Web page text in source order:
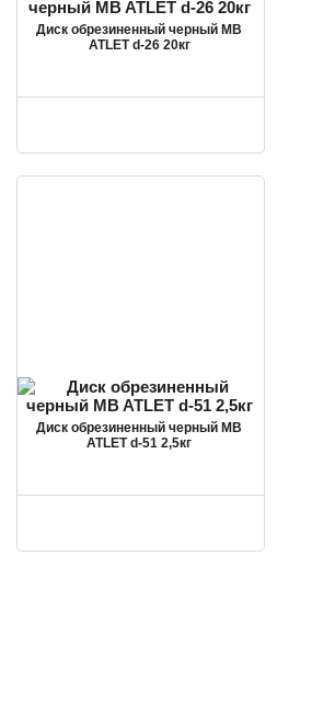
Диск обрезиненный черный MB
ATLET d-26 20кг
Диск обрезиненный черный MB
ATLET d-51 2,5кг